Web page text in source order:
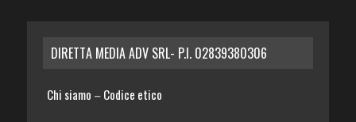
DIRETTA MEDIA ADV SRL- P.I. 02839380306
Chi siamo – Codice etico